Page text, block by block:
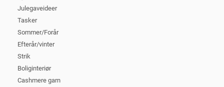
Julegaveideer
Tasker
Sommer/Forår
Efterår/vinter
Strik
Boliginteriør
Cashmere garn